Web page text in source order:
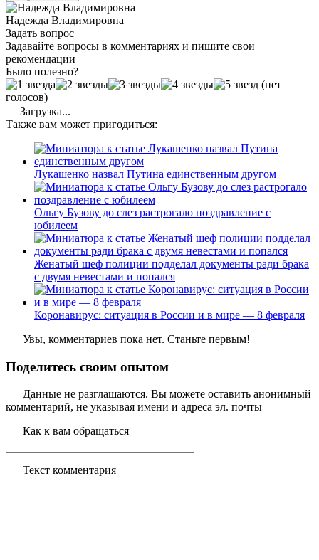
Надежда Владимировна
Задать вопрос
Задавайте вопросы в комментариях и пишите свои
рекомендации
Было полезно?
(нет
голосов)
Загрузка...
Также вам может пригодиться:
Лукашенко назвал Путина единственным другом
Ольгу Бузову до слез растрогало поздравление с
юбилеем
Женатый шеф полиции подделал документы ради брака
с двумя невестами и попался
Коронавирус: ситуация в России и в мире — 8 февраля
Увы, комментариев пока нет. Станьте первым!
Поделитесь своим опытом
Данные не разглашаются. Вы можете оставить анонимный
комментарий, не указывая имени и адреса эл. почты
Как к вам обращаться
Текст комментария